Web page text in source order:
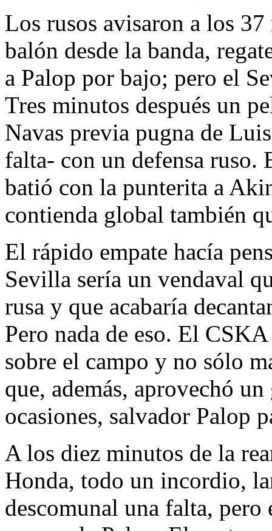
Los rusos avisaron a los
balón desde la banda,
a Palop por bajo; pero el
Tres minutos después un
Navas previa pugna de
falta- con un defensa ruso.
batió con la punterita a
contienda global también
El rápido empate hacía
Sevilla sería un vendaval
rusa y que acabaría
Pero nada de eso. El
sobre el campo y no sólo
que, además, aprovechó
ocasiones, salvador Palop
A los diez minutos de la
Honda, todo un incordio,
descomunal una falta,